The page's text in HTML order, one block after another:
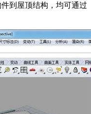
到屋顶结构，均可通过